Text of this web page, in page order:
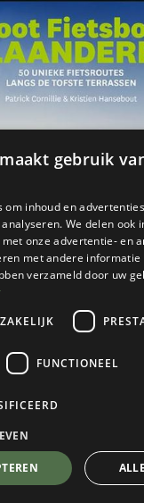
Fietsboek
over dit product
gebruik
om inhoud en
We delen ook
onze advertentie- en
met andere
verzameld door uw
FUNCTIONEEL